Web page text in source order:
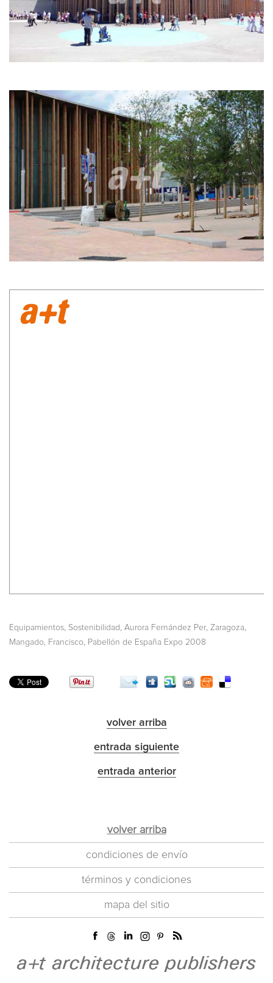
Equipamientos, Sostenibilidad , Aurora Fernández Per, Zaragoza,
Mangado, Francisco, Pabellón de España Expo 2008
volver arriba
entrada siguiente
entrada anterior
volver arriba
condiciones de envío
términos y condiciones
mapa del sitio